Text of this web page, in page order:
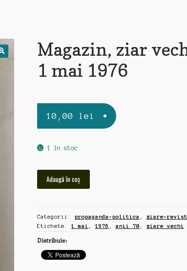
Magazin, ziar
1 mai 1976
10,00 lei
1 în stoc
Magazin,
1
mai
1976
Adaugă în coș
Categorii: propaganda-politica , ziare-
Etichete: 1 mai , 1976 ,anii 70 , ziare vechi
Distribuie: